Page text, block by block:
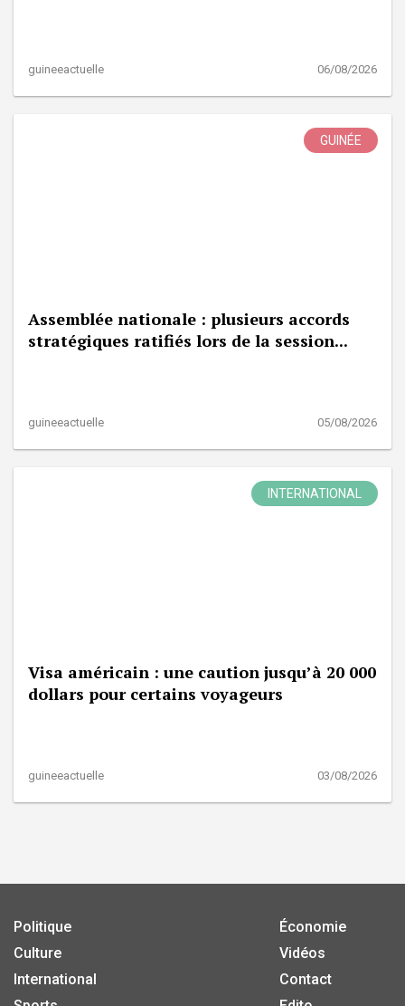
guineeactuelle 06/08/2026
GUINÉE
Assemblée nationale : plusieurs accords
stratégiques ratifiés lors de la session...
guineeactuelle 05/08/2026
INTERNATIONAL
Visa américain : une caution jusqu’à 20 000
dollars pour certains voyageurs
guineeactuelle 03/08/2026
Politique
Culture
International
Économie
Vidéos
Contact